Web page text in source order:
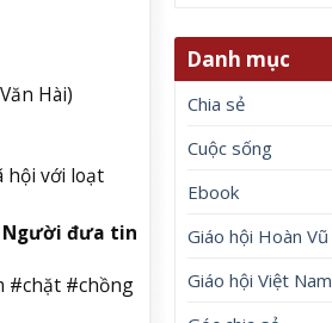
Hài)
hội với loạt
Người đưa tin
#chặt #chồng
Danh mục
Chia sẻ
Cuộc sống
Ebook
Giáo hội Hoàn Vũ
Giáo hội Việt Nam